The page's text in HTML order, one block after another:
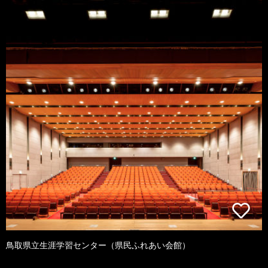
鳥取県立生涯学習センター（県民ふれあい会館）